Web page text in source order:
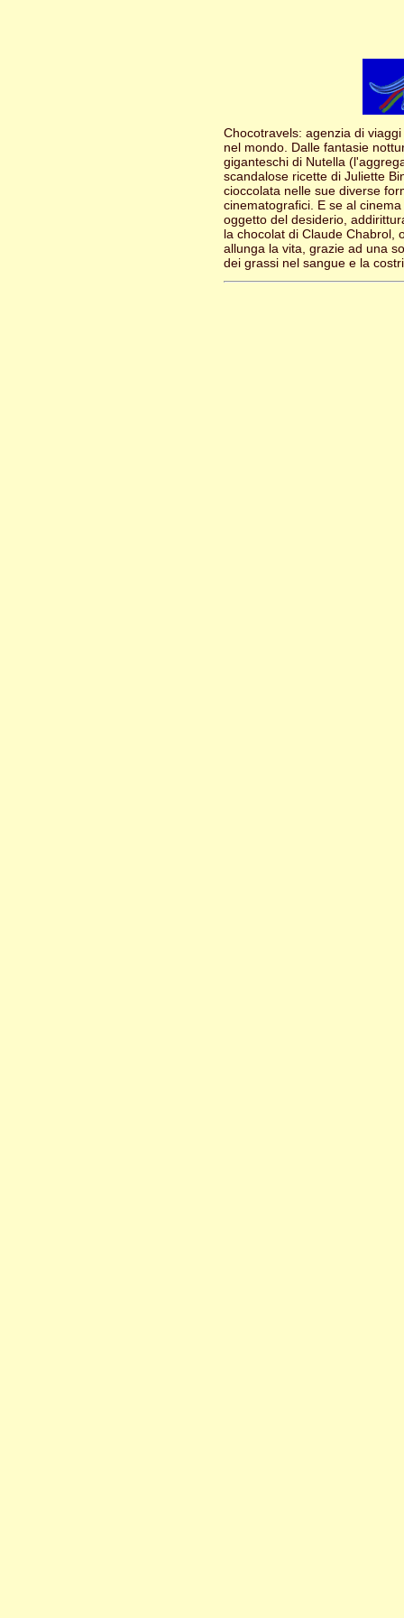
Chocotravels: agenzia di
nel mondo. Dalle fantasie
giganteschi di Nutella
scandalose ricette di Juliette
cioccolata nelle sue diverse
cinematografici. E se al
oggetto del desiderio,
la chocolat di Claude Chabrol,
allunga la vita, grazie ad una
dei grassi nel sangue e la